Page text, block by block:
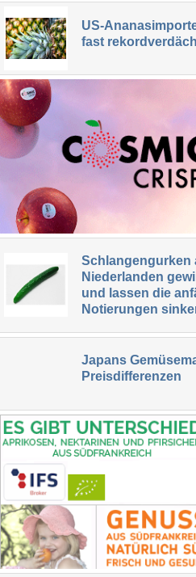
US-
fast
Schlangengurken
Niederlanden
und lassen die
Notierungen
Japans
Preisdifferenzen